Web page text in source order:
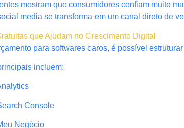
mostram que consumidores confiam muito
media se transforma em um canal direto de
que Ajudam no Crescimento Digital
para softwares caros, é possível
incluem:
Console
Negócio